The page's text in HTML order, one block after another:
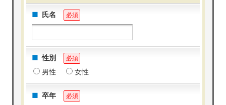
氏名 必須
性別 必須
男性 女性
卒年 必須